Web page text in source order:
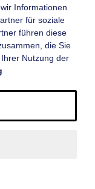
vorbehalten.
Informationen
für soziale
führen diese
die Sie
Nutzung der